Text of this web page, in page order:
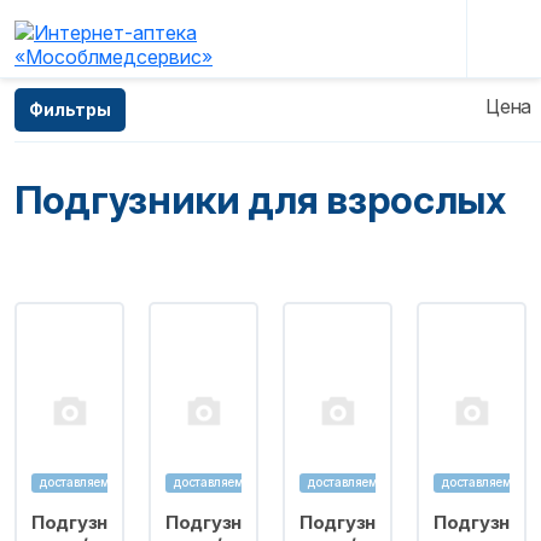
Главная —
назначения
Подгузники для взрослых
Фильтры Цена
доставляем
Подгузн
доставляем
Подгузн
доставляем
Подгузн
доставляем
Подгузн